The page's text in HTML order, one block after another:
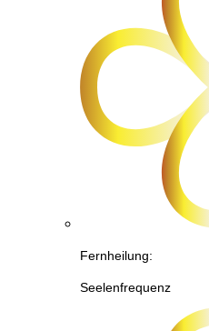
Fernheilung:
Seelenfrequenz